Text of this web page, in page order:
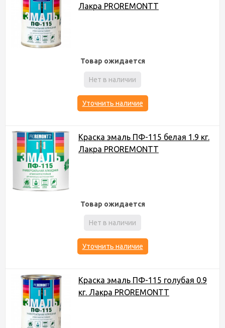
Лакра PROREMONTT
Товар ожидается
Нет в наличии
Уточнить наличие
Краска эмаль ПФ-115 белая 1.9 кг.
Лакра PROREMONTT
Товар ожидается
Нет в наличии
Уточнить наличие
Краска эмаль ПФ-115 голубая 0.9
кг. Лакра PROREMONTT